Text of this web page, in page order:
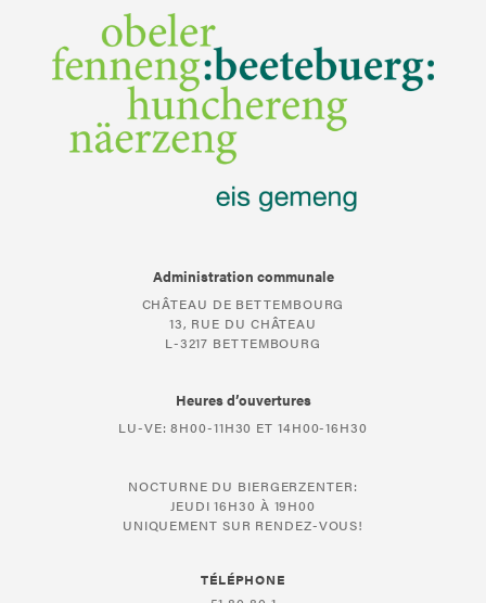
Administration communale
CHÂTEAU DE BETTEMBOURG
13, RUE DU CHÂTEAU
L-3217 BETTEMBOURG
Heures d’ouvertures
LU-VE: 8H00-11H30 ET 14H00-16H30
NOCTURNE DU BIERGERZENTER:
JEUDI 16H30 À 19H00
UNIQUEMENT SUR RENDEZ-VOUS!
TÉLÉPHONE